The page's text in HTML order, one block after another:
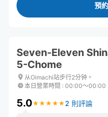
預
Seven-Eleven
5-Chome
从Oimachi站步行2分钟。
本日營業時間 : 00:00〜00:00
5.0★ ★ ★ ★ ★
★ ★ ★ ★ ★ 2 則評論